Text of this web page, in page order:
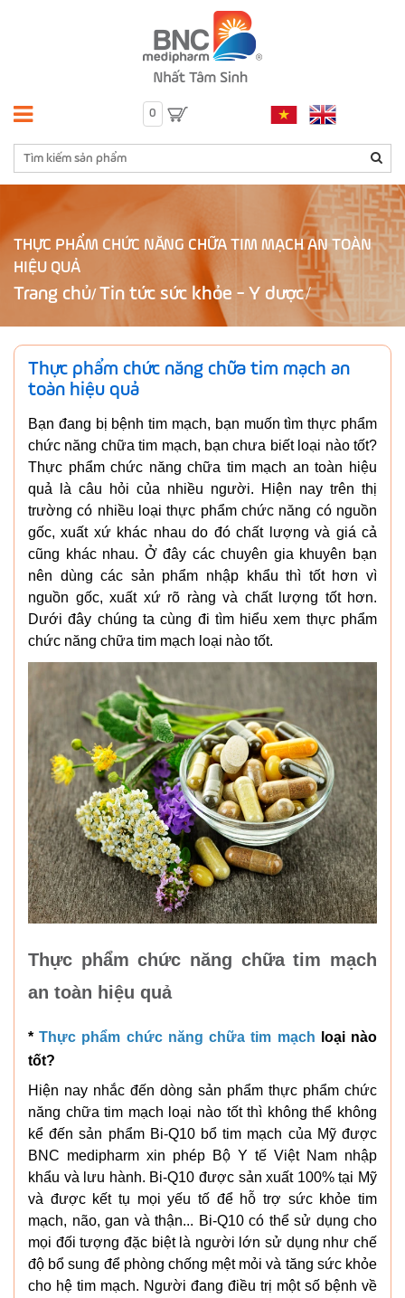
0
THỰC PHẨM CHỨC NĂNG CHỮA TIM MẠCH AN TOÀN
HIỆU QUẢ
Trang chủ/ Tin tức sức khỏe - Y dược
Thực phẩm chức năng chữa tim mạch an
toàn hiệu quả
Bạn đang bị bệnh tim mạch, bạn muốn tìm thực phẩm
chức năng chữa tim mạch, bạn chưa biết loại nào tốt?
Thực phẩm chức năng chữa tim mạch an toàn hiệu
quả là câu hỏi của nhiều người. Hiện nay trên thị
trường có nhiều loại thực phẩm chức năng có nguồn
gốc, xuất xứ khác nhau do đó chất lượng và giá cả
cũng khác nhau. Ở đây các chuyên gia khuyên bạn
nên dùng các sản phẩm nhập khẩu thì tốt hơn vì
nguồn gốc, xuất xứ rõ ràng và chất lượng tốt hơn.
Dưới đây chúng ta cùng đi tìm hiểu xem thực phẩm
chức năng chữa tim mạch loại nào tốt.
Thực phẩm chức năng chữa tim mạch
an toàn hiệu quả
*Thực phẩm chức năng chữa tim mạch
loại nào
tốt?
Hiện nay nhắc đến dòng sản phẩm thực phẩm chức
năng chữa tim mạch loại nào tốt thì không thể không
kể đến sản phẩm Bi-Q10 bổ tim mạch của Mỹ được
BNC medipharm xin phép Bộ Y tế Việt Nam nhập
khẩu và lưu hành. Bi-Q10 được sản xuất 100% tại Mỹ
và được kết tụ mọi yếu tố để hỗ trợ sức khỏe tim
mạch, não, gan và thận... Bi-Q10 có thể sử dụng cho
mọi đối tượng đặc biệt là người lớn sử dụng như chế
độ bổ sung để phòng chống mệt mỏi và tăng sức khỏe
cho hệ tim mạch. Người đang điều trị một số bệnh về